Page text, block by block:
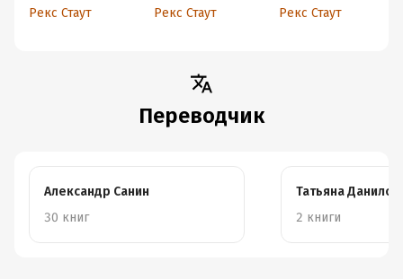
Рекс Стаут
Рекс Стаут
Рекс Стаут
Переводчик
Александр Санин
30 книг
Татьяна
2 книги